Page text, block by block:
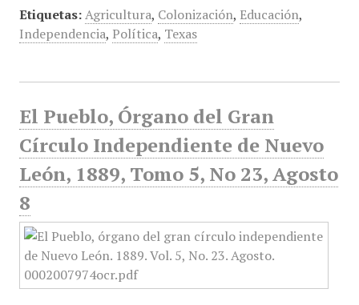
Etiquetas: Agricultura, Colonización, Educación,
Independencia, Política, Texas
El Pueblo, Órgano del Gran
Círculo Independiente de Nuevo
León, 1889, Tomo 5, No 23, Agosto
8